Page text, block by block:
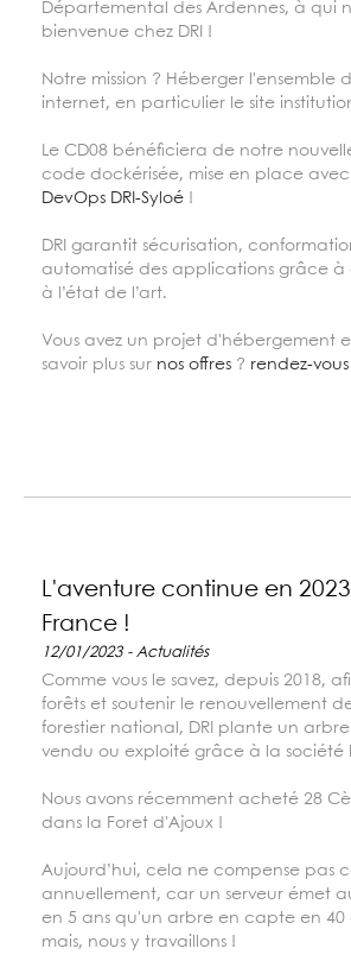
Départemental des Ardennes, à qui
bienvenue chez DRI !
Notre mission ? Héberger l'ensemble
internet, en particulier le site
Le CD08 bénéficiera de notre
code dockérisée, mise en place avec
DevOps DRI-Syloé!
DRI garantit sécurisation,
automatisé des applications grâce à
à l’état de l’art.
Vous avez un projet d'hébergement
savoir plus sur nos offres? rendez-vous
L'aventure continue en
France !
12/01/2023 - Actualités
Comme vous le savez, depuis 2018,
forêts et soutenir le renouvellement
forestier national, DRI plante un
vendu ou exploité grâce à la société
Nous avons récemment acheté 28
dans la Foret d'Ajoux !
Aujourd’hui, cela ne compense pas
annuellement, car un serveur émet
en 5 ans qu'un arbre en capte en 40
mais, nous y travaillons !